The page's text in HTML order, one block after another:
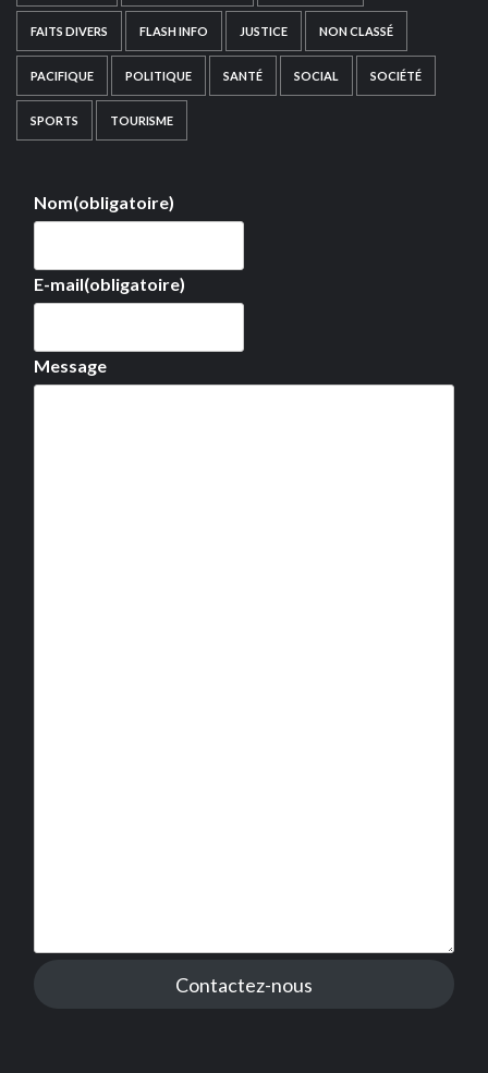
FAITS DIVERS FLASH INFO JUSTICE NON CLASSÉ
PACIFIQUE POLITIQUE SANTÉ SOCIAL SOCIÉTÉ
SPORTS TOURISME
Nom(obligatoire)
E-mail(obligatoire)
Message
Contactez-nous